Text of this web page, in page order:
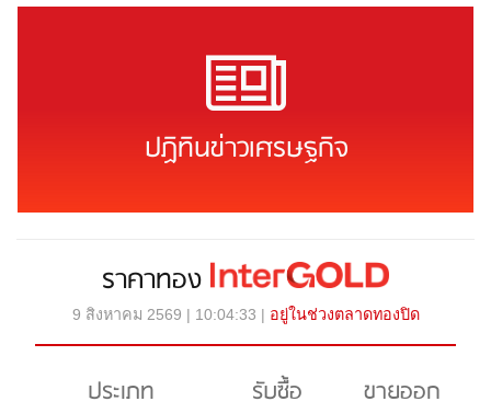
ปฏิทินข่าวเศรษฐกิจ
ราคาทอง
9 สิงหาคม 2569 | 10:04:33 | อยู่ในช่วงตลาดทองปิด
ประเภท รับซื้อ
ขายออก